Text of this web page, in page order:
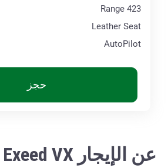
Range 423
Leather Seat
AutoPilot
حجز
عن الإيجار Exeed VX